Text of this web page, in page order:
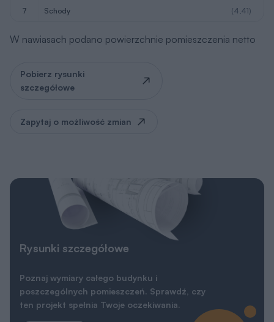
7 schody (4,41)
W nawiasach podano powierzchnie pomieszczenia netto
Pobierz rysunki
szczegółowe
Zapytaj o możliwość zmian
Rysunki szczegółowe
Poznaj wymiary całego budynku i
poszczególnych pomieszczeń. Sprawdź, czy
ten projekt spełnia Twoje oczekiwania.